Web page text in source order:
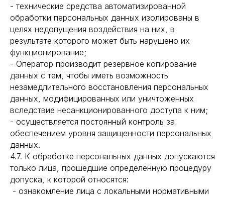
- технические средства автоматизированной
обработки персональных данных изолированы в
целях недопущения воздействия на них, в
результате которого может быть нарушено их
функционирование;
- Оператор производит резервное копирование
данных с тем, чтобы иметь возможность
незамедлительного восстановления персональных
данных, модифицированных или уничтоженных
вследствие несанкционированного доступа к ним;
- осуществляется постоянный контроль за
обеспечением уровня защищенности персональных
данных.
4.7. К обработке персональных данных допускаются
только лица, прошедшие определенную процедуру
допуска, к которой относятся:
- ознакомление лица с локальными нормативными